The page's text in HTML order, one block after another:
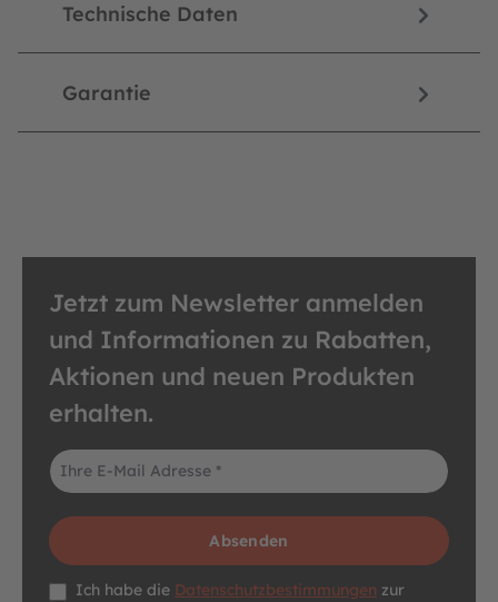
Technische Daten
Garantie
Jetzt zum Newsletter anmelden
und Informationen zu Rabatten,
Aktionen und neuen Produkten
erhalten.
E-Mail-Adresse*
Absenden
Datenschutz *
Ich habe die Datenschutzbestimmungen zur